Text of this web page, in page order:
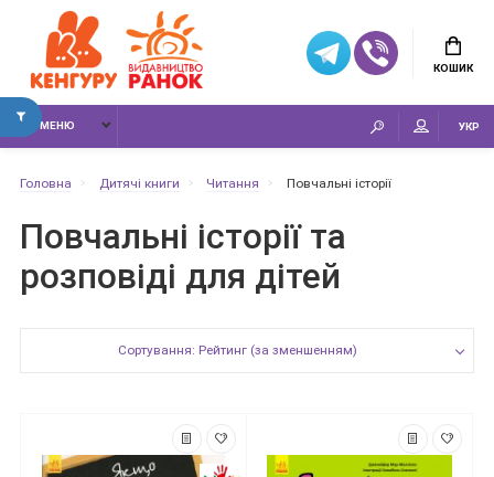
КОШИК
МЕНЮ УКР
Головна Дитячі книги Читання Повчальні історії
Повчальні історії та
розповіді для дітей
Сортування: Рейтинг (за зменшенням)